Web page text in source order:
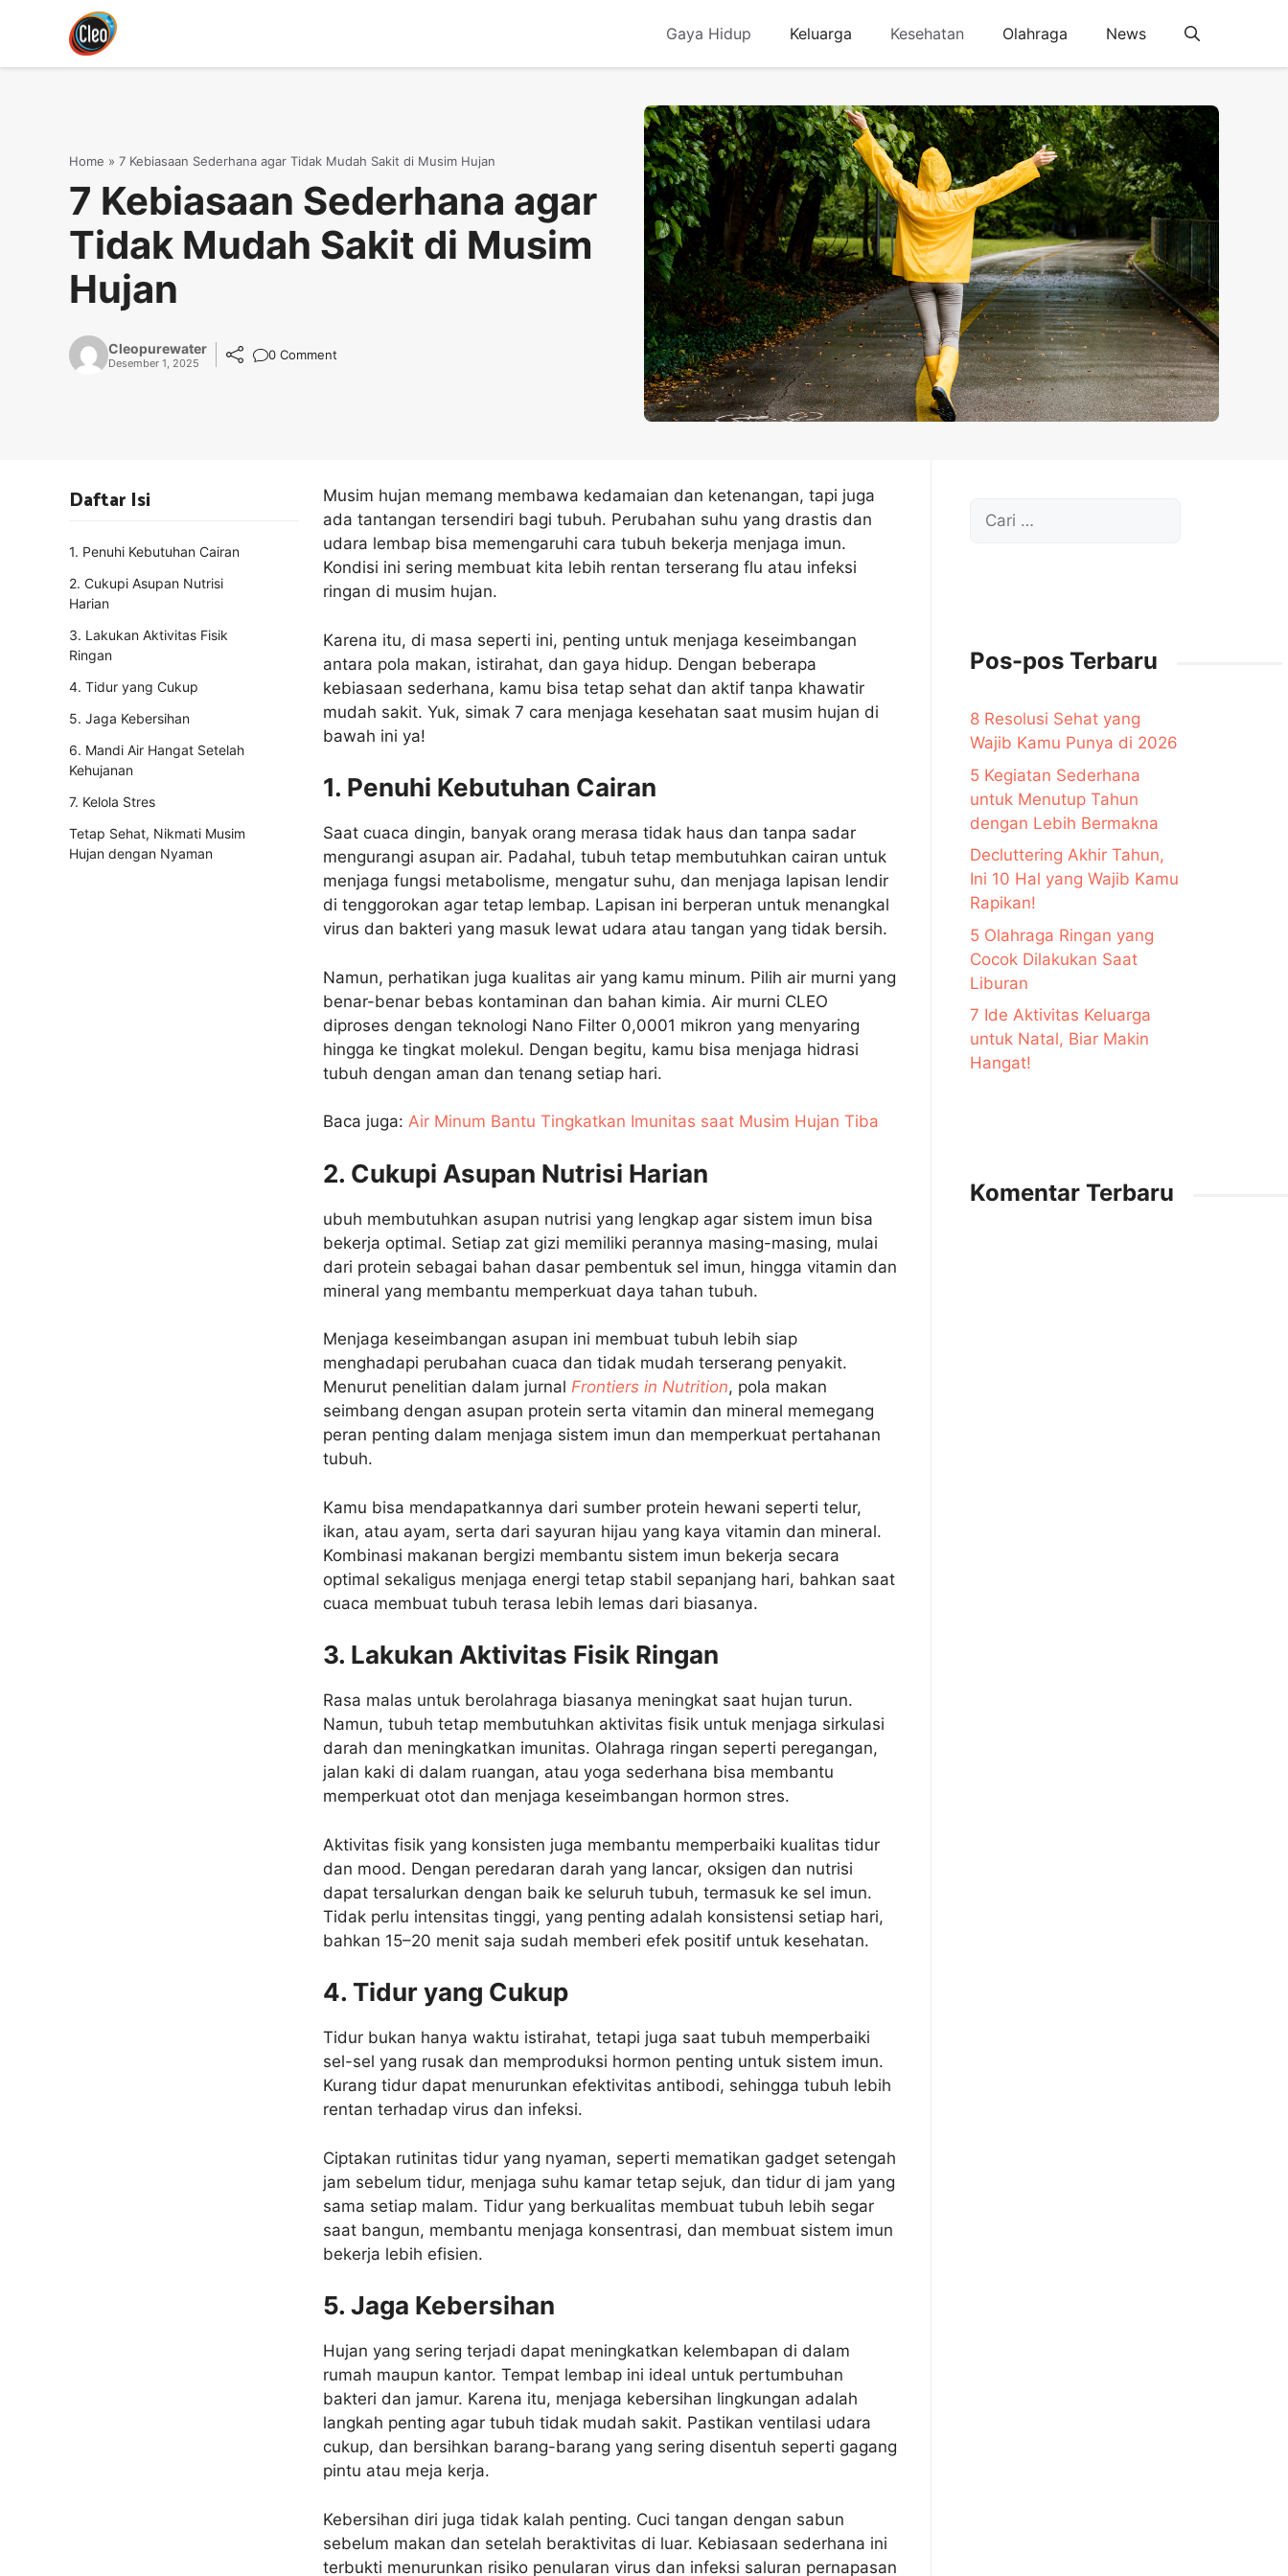
Gaya Hidup Keluarga Kesehatan Olahraga News
Home » 7 Kebiasaan Sederhana agar Tidak Mudah Sakit di Musim Hujan
7 Kebiasaan Sederhana agar
Tidak Mudah Sakit di Musim
Hujan
Cleopurewater
Desember 1, 2025
0 Comment
Musim hujan memang membawa kedamaian dan ketenangan, tapi juga
ada tantangan tersendiri bagi tubuh. Perubahan suhu yang drastis dan
udara lembap bisa memengaruhi cara tubuh bekerja menjaga imun.
Kondisi ini sering membuat kita lebih rentan terserang flu atau infeksi
ringan di musim hujan.
Karena itu, di masa seperti ini, penting untuk menjaga keseimbangan
antara pola makan, istirahat, dan gaya hidup. Dengan beberapa
kebiasaan sederhana, kamu bisa tetap sehat dan aktif tanpa khawatir
mudah sakit. Yuk, simak 7 cara menjaga kesehatan saat musim hujan di
bawah ini ya!
1. Penuhi Kebutuhan Cairan
Saat cuaca dingin, banyak orang merasa tidak haus dan tanpa sadar
mengurangi asupan air. Padahal, tubuh tetap membutuhkan cairan untuk
menjaga fungsi metabolisme, mengatur suhu, dan menjaga lapisan lendir
di tenggorokan agar tetap lembap. Lapisan ini berperan untuk menangkal
virus dan bakteri yang masuk lewat udara atau tangan yang tidak bersih.
Namun, perhatikan juga kualitas air yang kamu minum. Pilih air murni yang
benar-benar bebas kontaminan dan bahan kimia. Air murni CLEO
diproses dengan teknologi Nano Filter 0,0001 mikron yang menyaring
hingga ke tingkat molekul. Dengan begitu, kamu bisa menjaga hidrasi
tubuh dengan aman dan tenang setiap hari.
Baca juga: Air Minum Bantu Tingkatkan Imunitas saat Musim Hujan Tiba
2. Cukupi Asupan Nutrisi Harian
ubuh membutuhkan asupan nutrisi yang lengkap agar sistem imun bisa
bekerja optimal. Setiap zat gizi memiliki perannya masing-masing, mulai
dari protein sebagai bahan dasar pembentuk sel imun, hingga vitamin dan
mineral yang membantu memperkuat daya tahan tubuh.
Menjaga keseimbangan asupan ini membuat tubuh lebih siap
menghadapi perubahan cuaca dan tidak mudah terserang penyakit.
Menurut penelitian dalam jurnal Frontiers in Nutrition, pola makan
seimbang dengan asupan protein serta vitamin dan mineral memegang
peran penting dalam menjaga sistem imun dan memperkuat pertahanan
tubuh.
Kamu bisa mendapatkannya dari sumber protein hewani seperti telur,
ikan, atau ayam, serta dari sayuran hijau yang kaya vitamin dan mineral.
Kombinasi makanan bergizi membantu sistem imun bekerja secara
optimal sekaligus menjaga energi tetap stabil sepanjang hari, bahkan saat
cuaca membuat tubuh terasa lebih lemas dari biasanya.
3. Lakukan Aktivitas Fisik Ringan
Rasa malas untuk berolahraga biasanya meningkat saat hujan turun.
Namun, tubuh tetap membutuhkan aktivitas fisik untuk menjaga sirkulasi
darah dan meningkatkan imunitas. Olahraga ringan seperti peregangan,
jalan kaki di dalam ruangan, atau yoga sederhana bisa membantu
memperkuat otot dan menjaga keseimbangan hormon stres.
Aktivitas fisik yang konsisten juga membantu memperbaiki kualitas tidur
dan mood. Dengan peredaran darah yang lancar, oksigen dan nutrisi
dapat tersalurkan dengan baik ke seluruh tubuh, termasuk ke sel imun.
Tidak perlu intensitas tinggi, yang penting adalah konsistensi setiap hari,
bahkan 15–20 menit saja sudah memberi efek positif untuk kesehatan.
4. Tidur yang Cukup
Tidur bukan hanya waktu istirahat, tetapi juga saat tubuh memperbaiki
sel-sel yang rusak dan memproduksi hormon penting untuk sistem imun.
Kurang tidur dapat menurunkan efektivitas antibodi, sehingga tubuh lebih
rentan terhadap virus dan infeksi.
Ciptakan rutinitas tidur yang nyaman, seperti mematikan gadget setengah
jam sebelum tidur, menjaga suhu kamar tetap sejuk, dan tidur di jam yang
sama setiap malam. Tidur yang berkualitas membuat tubuh lebih segar
saat bangun, membantu menjaga konsentrasi, dan membuat sistem imun
bekerja lebih efisien.
5. Jaga Kebersihan
Hujan yang sering terjadi dapat meningkatkan kelembapan di dalam
rumah maupun kantor. Tempat lembap ini ideal untuk pertumbuhan
bakteri dan jamur. Karena itu, menjaga kebersihan lingkungan adalah
langkah penting agar tubuh tidak mudah sakit. Pastikan ventilasi udara
cukup, dan bersihkan barang-barang yang sering disentuh seperti gagang
pintu atau meja kerja.
Kebersihan diri juga tidak kalah penting. Cuci tangan dengan sabun
sebelum makan dan setelah beraktivitas di luar. Kebiasaan sederhana ini
terbukti menurunkan risiko penularan virus dan infeksi saluran pernapasan
Daftar Isi
1. Penuhi Kebutuhan Cairan
2. Cukupi Asupan Nutrisi
Harian
3. Lakukan Aktivitas Fisik
Ringan
4. Tidur yang Cukup
5. Jaga Kebersihan
6. Mandi Air Hangat Setelah
Kehujanan
7. Kelola Stres
Tetap Sehat, Nikmati Musim
Hujan dengan Nyaman
Cari
Pos-pos Terbaru
8 Resolusi Sehat yang
Wajib Kamu Punya di 2026
5 Kegiatan Sederhana
untuk Menutup Tahun
dengan Lebih Bermakna
Decluttering Akhir Tahun,
Ini 10 Hal yang Wajib Kamu
Rapikan!
5 Olahraga Ringan yang
Cocok Dilakukan Saat
Liburan
7 Ide Aktivitas Keluarga
untuk Natal, Biar Makin
Hangat!
Komentar Terbaru